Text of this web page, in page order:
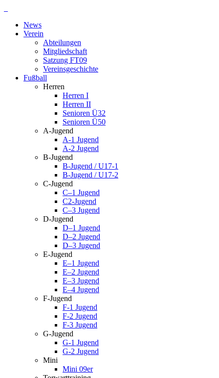
springenNews
Verein
Abteilungen
Mitgliedschaft
Satzung FT09
Vereinsgeschichte
Fußball
Herren
Herren I
Herren II
Senioren Ü32
Senioren Ü50
A-Jugend
A-1 Jugend
A-2 Jugend
B-Jugend
B-Jugend / U17-1
B-Jugend / U17-2
C-Jugend
C–1 Jugend
C2-Jugend
C–3 Jugend
D-Jugend
D–1 Jugend
D–2 Jugend
D–3 Jugend
E-Jugend
E–1 Jugend
E–2 Jugend
E–3 Jugend
E–4 Jugend
F-Jugend
F-1 Jugend
F-2 Jugend
F-3 Jugend
G-Jugend
G-1 Jugend
G-2 Jugend
Mini
Mini 09er